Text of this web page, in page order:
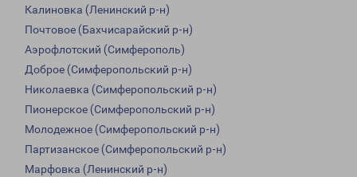
Калиновка (Ленинский р-н)
Почтовое (Бахчисарайский р-н)
Аэрофлотский (Симферополь)
Доброе (Симферопольский р-н)
Николаевка (Симферопольский р-н)
Пионерское (Симферопольский р-н)
Молодежное (Симферопольский р-н)
Партизанское (Симферопольский р-н)
Марфовка (Ленинский р-н)